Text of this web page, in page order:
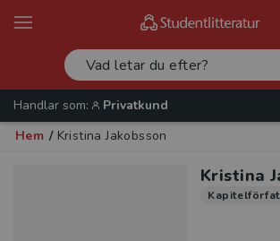
Handlar som:
Privatkund
Hem / Kristina Jakobsson
Kristina